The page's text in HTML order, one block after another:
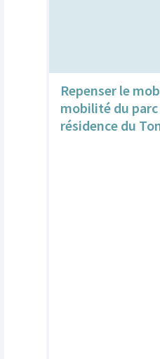
Repenser le
mobilité du parc
résidence du